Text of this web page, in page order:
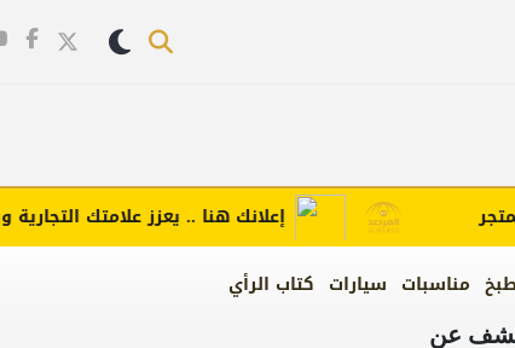
مناسبات سيارات كتاب الرأي
إعلانك هنا .. يعزز علامتك التجارية
يكشف عن